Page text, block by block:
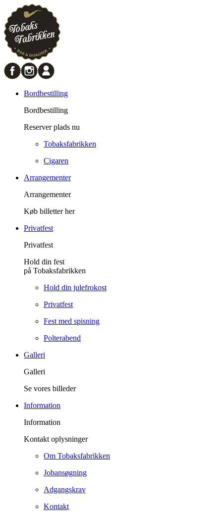
Bordbestilling
Bordbestilling
Reserver plads nu
Tobaksfabrikken
Cigaren
Arrangementer
Arrangementer
Køb billetter her
Privatfest
Privatfest
Hold din fest
på Tobaksfabrikken
Hold din julefrokost
Privatfest
Fest med spisning
Polterabend
Galleri
Galleri
Se vores billeder
Information
Information
Kontakt oplysninger
Om Tobaksfabrikken
Jobansøgning
Adgangskrav
Kontakt